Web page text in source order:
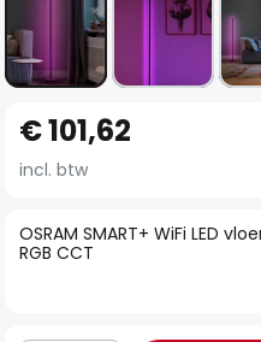
naar
het
van
de
OSRAM SMART+ WiFi LED
RGB CCT
€ 101,62
incl. btw